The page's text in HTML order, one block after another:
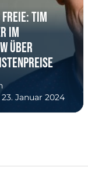
freie: Tim
im
über
23. Januar 2024